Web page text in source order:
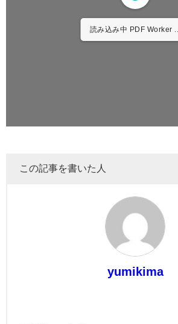
読み込み中 PDF Worker ...
この記事を書いた人
yumikima